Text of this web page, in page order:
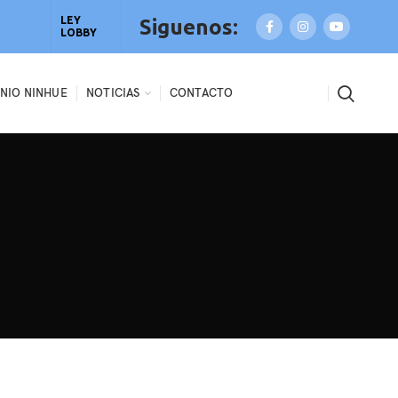
LEY
LOBBY
Siguenos:
NINHUE NOTICIAS CONTACTO